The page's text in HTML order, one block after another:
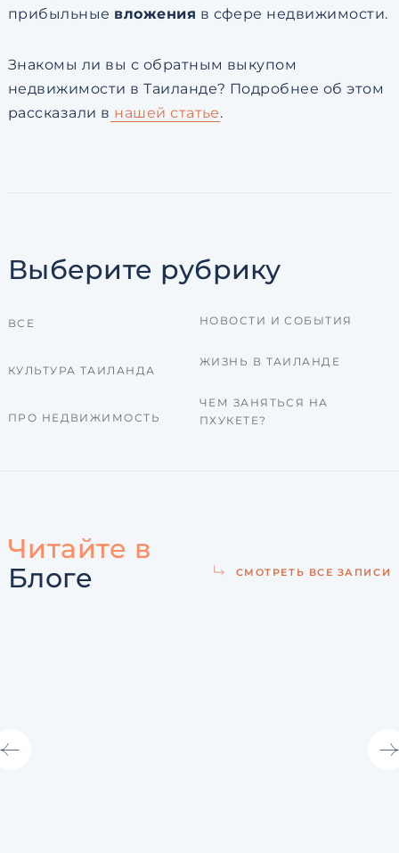
прибыльные вложения в сфере недвижимости.
Знакомы ли вы с обратным выкупом
недвижимости в Таиланде? Подробнее об этом
рассказали в нашей статье.
Выберите рубрику
ВСЕ
КУЛЬТУРА ТАИЛАНДА
ПРО НЕДВИЖИМОСТЬ
НОВОСТИ И СОБЫТИЯ
ЖИЗНЬ В ТАИЛАНДЕ
ЧЕМ ЗАНЯТЬСЯ НА
ПХУКЕТЕ?
Читайте в
Блоге
СМОТРЕТЬ ВСЕ ЗАПИСИ